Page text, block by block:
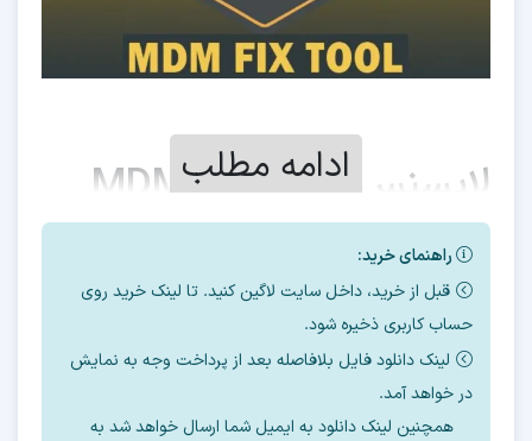
لایسنس اکانت MDM Fix
Tool
این ابزار دارای2نوع اکتیو بشرح زیر است.
اکانت سه ماهه
اکانت یکساله
ادامه مطلب
راهنمای خرید:
قبل از خرید، داخل سایت لاگین کنید. تا لینک خرید روی
حساب کاربری ذخیره شود.
لینک دانلود فایل بلافاصله بعد از پرداخت وجه به نمایش
در خواهد آمد.
همچنین لینک دانلود به ایمیل شما ارسال خواهد شد به